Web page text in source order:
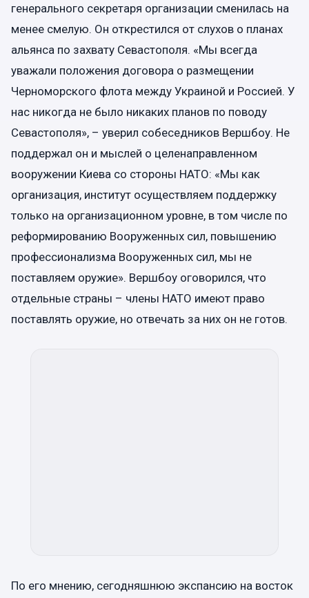
генерального секретаря организации сменилась на
менее смелую. Он открестился от слухов о планах
альянса по захвату Севастополя. «Мы всегда
уважали положения договора о размещении
Черноморского флота между Украиной и Россией. У
нас никогда не было никаких планов по поводу
Севастополя», – уверил собеседников Вершбоу. Не
поддержал он и мыслей о целенаправленном
вооружении Киева со стороны НАТО: «Мы как
организация, институт осуществляем поддержку
только на организационном уровне, в том числе по
реформированию Вооруженных сил, повышению
профессионализма Вооруженных сил, мы не
поставляем оружие». Вершбоу оговорился, что
отдельные страны – члены НАТО имеют право
поставлять оружие, но отвечать за них он не готов.
По его мнению, сегодняшнюю экспансию на восток